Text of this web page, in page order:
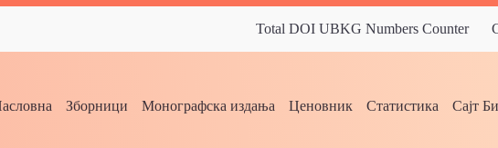
Total DOI UBKG Numbers Counter
Зборници Монографска издања Ценовник Статистика Сајт